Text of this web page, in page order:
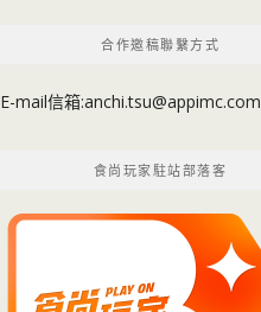
合作邀稿聯繫方式
E-mail信箱:anchi.tsu@appimc.com
食尚玩家駐站部落客